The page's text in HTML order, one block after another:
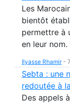
Les
bientôt
permettre à
en leur nom.
Ilyasse Rhamir-
Sebta : une
redoutée à
Des appels